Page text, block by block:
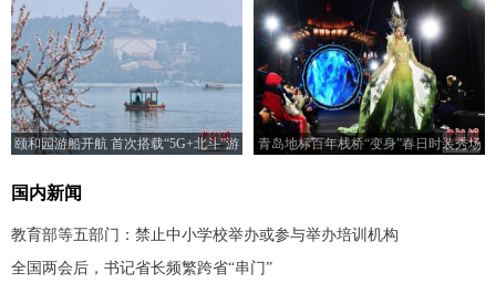
颐和园游船开航 首次搭载“5G+北斗”游
青岛地标百年栈桥“变身”春日时装秀场
国内新闻
教育部等五部门：禁止中小学校举办或参与举办培训机构
全国两会后，书记省长频繁跨省“串门”